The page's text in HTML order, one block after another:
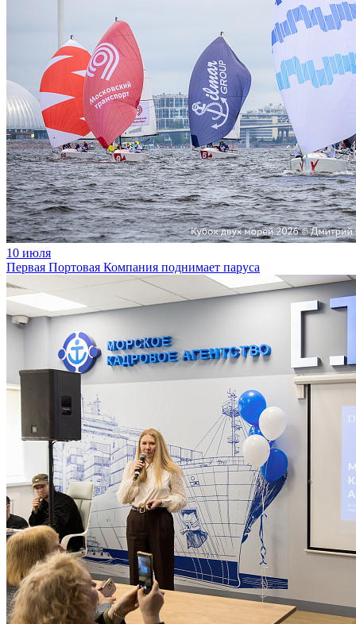
10 июля
Первая Портовая Компания поднимает паруса